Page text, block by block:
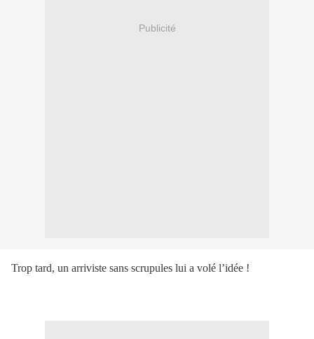
Publicité
Trop tard, un arriviste sans scrupules lui a volé l’idée !